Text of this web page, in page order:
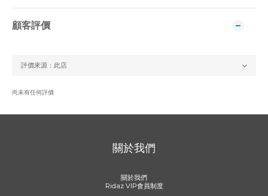
顧客評價
尚未有任何評價
關於我們
關於我們
Ridaz VIP會員制度